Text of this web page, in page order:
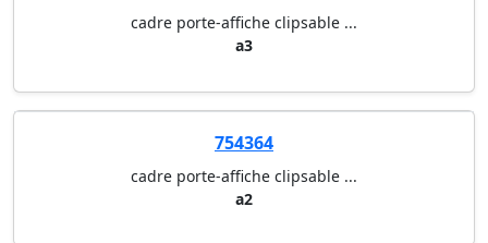
cadre porte-affiche clipsable ...
a3
754364
cadre porte-affiche clipsable ...
a2